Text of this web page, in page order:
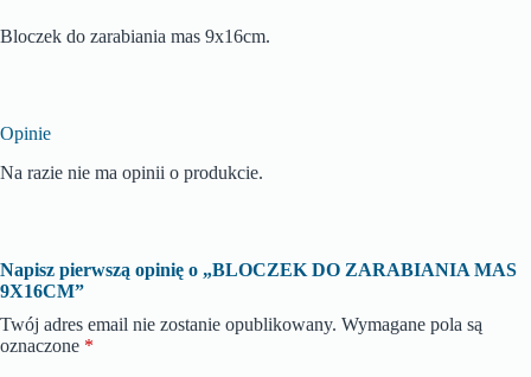
Bloczek do zarabiania mas 9x16cm.
Opinie
Na razie nie ma opinii o produkcie.
Napisz pierwszą opinię o „BLOCZEK DO ZARABIANIA MAS
9X16CM”
Twój adres email nie zostanie opublikowany. Wymagane pola są
oznaczone *